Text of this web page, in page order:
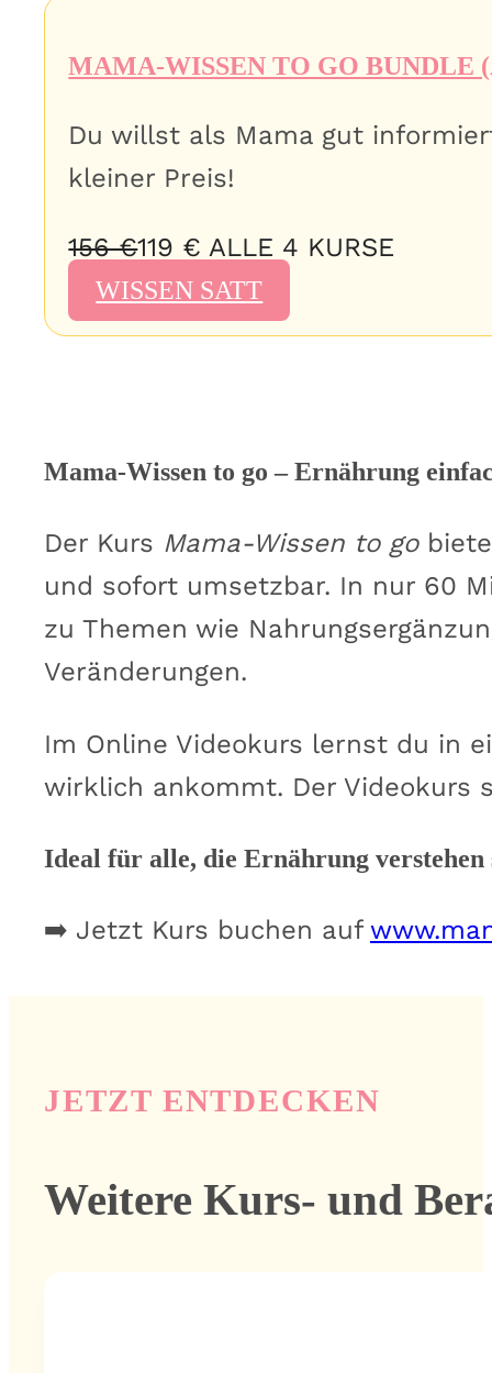
MAMA-WISSEN TO GO BUNDLE
Du willst als Mama gut
kleiner Preis!
156 €119 € ALLE 4 KURSE
WISSEN SATT
Mama-Wissen to go – Ernährung
Der Kurs Mama-Wissen to go
und sofort umsetzbar. In nur 60
zu Themen wie
Veränderungen.
Im Online Videokurs lernst du in
wirklich ankommt. Der Videokurs
Ideal für alle, die Ernährung verstehen
➡️ Jetzt Kurs buchen auf
JETZT ENTDECKEN
Weitere Kurs- und